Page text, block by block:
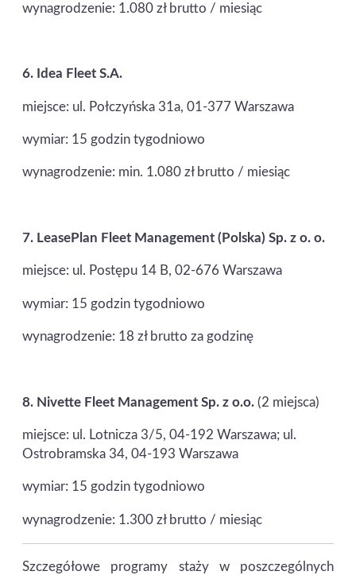
wynagrodzenie: 1.080 zł brutto / miesiąc
6. Idea Fleet S.A.
miejsce: ul. Połczyńska 31a, 01-377 Warszawa
wymiar: 15 godzin tygodniowo
wynagrodzenie: min. 1.080 zł brutto / miesiąc
7. LeasePlan Fleet Management (Polska) Sp. z o. o.
miejsce: ul. Postępu 14 B, 02-676 Warszawa
wymiar: 15 godzin tygodniowo
wynagrodzenie: 18 zł brutto za godzinę
8. Nivette Fleet Management Sp. z o.o. (2 miejsca)
miejsce: ul. Lotnicza 3/5, 04-192 Warszawa; ul.
Ostrobramska 34, 04-193 Warszawa
wymiar: 15 godzin tygodniowo
wynagrodzenie: 1.300 zł brutto / miesiąc
Szczegółowe programy staży w poszczególnych